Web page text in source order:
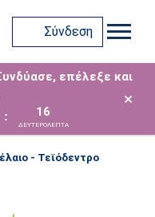
Σύνδεση
επέλεξε και
: 15
ΔΕΥΤΕΡΟΛΕΠΤΑ
×
- Τεϊόδεντρο